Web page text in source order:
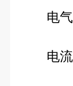
电气
电流